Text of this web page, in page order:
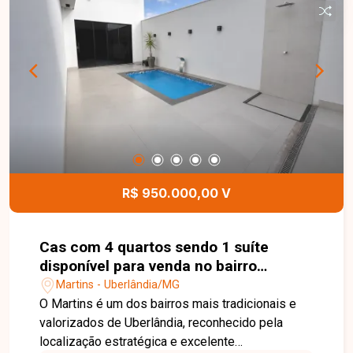
condomínio conta com portaria 24 horas,
proporcionando mais segurança e tranquilidade
aos moradores. Esta é uma excelente
oportunidade para quem busca um apartamento
bem localizado, ideal para morar ou investir em
uma das regiões que mais crescem em
Uberlândia. Agende uma visita e conheça todos
R$ 950.000,00 V
Cas com 4 quartos sendo 1 suíte
disponível para venda no bairro
Martins em Uberlândia-MG
Martins - Uberlândia/MG
O Martins é um dos bairros mais tradicionais e
valorizados de Uberlândia, reconhecido pela
localização estratégica e excelente